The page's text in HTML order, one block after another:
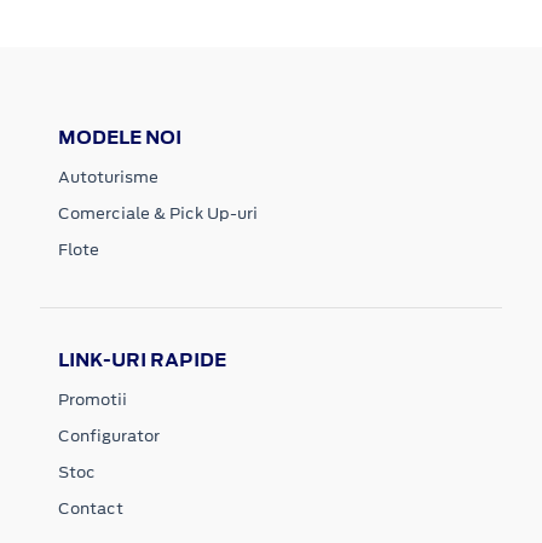
MODELE NOI
Autoturisme
Comerciale & Pick Up-uri
Flote
LINK-URI RAPIDE
Promotii
Configurator
Stoc
Contact